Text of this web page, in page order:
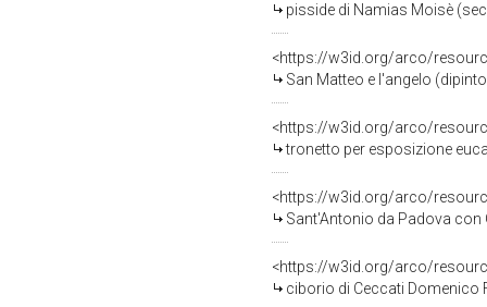
pisside di Namias Moisè
<https://w3id.org/arco/
San Matteo e l'angelo
<https://w3id.org/arco/
tronetto per esposizione
<https://w3id.org/arco/
Sant'Antonio da Padova
<https://w3id.org/arco/
ciborio di Ceccati Domenico